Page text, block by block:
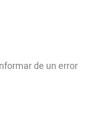
de un error